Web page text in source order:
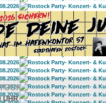
UMLAND
UHR